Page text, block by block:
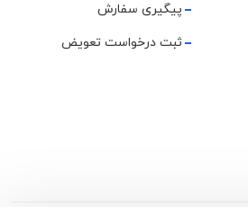
پیگیری سفارش
ثبت درخواست تعویض